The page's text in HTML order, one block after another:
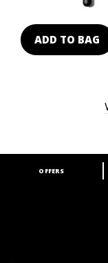
ADD TO BAG
ARE YOU A
OFFERS